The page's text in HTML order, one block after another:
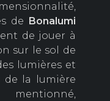
de
Bonalumi
de jouer à
sur le sol de
lumières et
de la lumière